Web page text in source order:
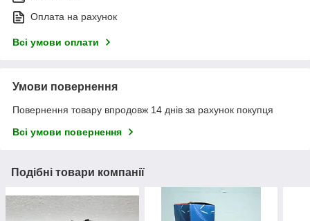
Оплата на рахунок
Всі умови оплати
Умови повернення
Повернення товару впродовж 14 днів за рахунок покупця
Всі умови повернення
Подібні товари компанії